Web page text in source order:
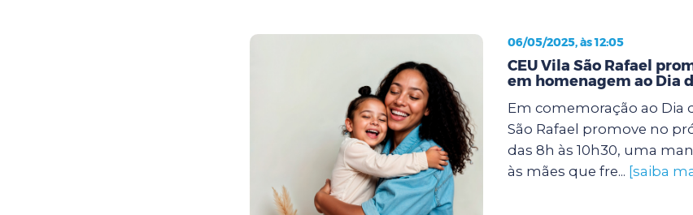
06/05/2025, às 12:05
CEU Vila São Rafael
em homenagem ao Dia
Em comemoração ao Dia
São Rafael promove no
das 8h às 10h30, uma
às mães que fre... [saiba